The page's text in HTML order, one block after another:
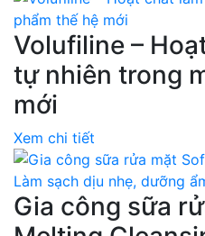
Volufiline –
tự nhiên trong
mới
Xem chi tiết
Gia công sữa